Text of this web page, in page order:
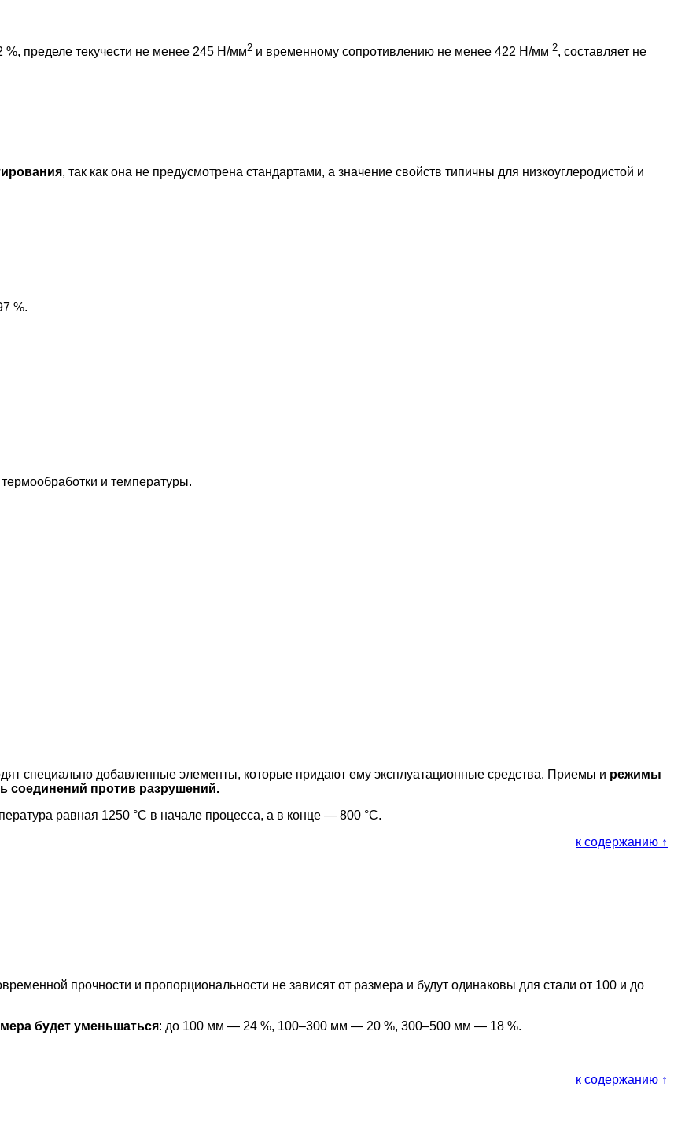
пределе текучести не менее 245 Н/мм2 и временному сопротивлению не менее 422 Н/мм 2, составляет не
, так как она не предусмотрена стандартами, а значение свойств типичны для низкоуглеродистой и
%.
и температуры.
специально добавленные элементы, которые придают ему эксплуатационные средства. Приемы и режимы
соединений против разрушений.
равная 1250 °С в начале процесса, а в конце — 800 °С.
к содержанию ↑
прочности и пропорциональности не зависят от размера и будут одинаковы для стали от 100 и до
будет уменьшаться: до 100 мм — 24 %, 100–300 мм — 20 %, 300–500 мм — 18 %.
к содержанию ↑